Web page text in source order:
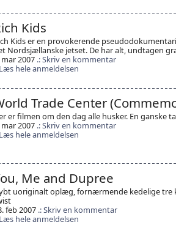
Kids
Kids er en provokerende
Nordsjællanske jetset. De har alt, undtagen
mar 2007
Skriv en kommentar
Læs hele anmeldelsen
Trade Center
er filmen om den dag alle husker. En ganske
mar 2007
Skriv en kommentar
Læs hele anmeldelsen
Me and Dupree
uoriginalt oplæg, fornærmende kedelige tre
feb 2007
Skriv en kommentar
Læs hele anmeldelsen